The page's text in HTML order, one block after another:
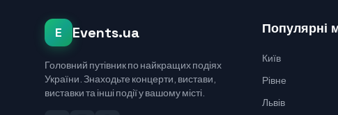
E Events.ua
Головний путівник по найкращих подіях
України. Знаходьте концерти, вистави,
виставки та інші події у вашому місті.
Популярні
Київ
Рівне
Львів